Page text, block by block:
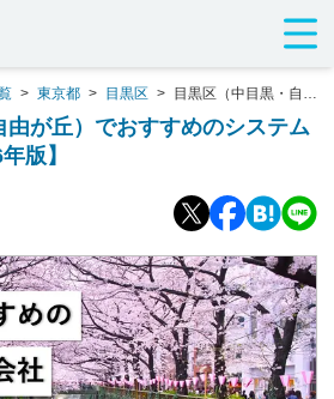
> 東京都 > 目黒区 >
目黒区（中目黒・自由
発会社6社【2026年版】
由が丘）でおすすめのシステム
版】